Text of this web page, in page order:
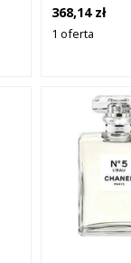
368,14 zł
1 oferta